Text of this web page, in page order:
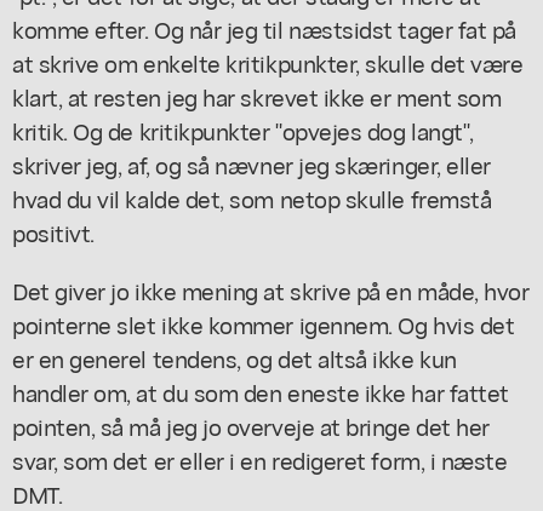
komme efter. Og når jeg til næstsidst tager fat på
at skrive om enkelte kritikpunkter, skulle det være
klart, at resten jeg har skrevet ikke er ment som
kritik. Og de kritikpunkter "opvejes dog langt",
skriver jeg, af, og så nævner jeg skæringer, eller
hvad du vil kalde det, som netop skulle fremstå
positivt.
Det giver jo ikke mening at skrive på en måde, hvor
pointerne slet ikke kommer igennem. Og hvis det
er en generel tendens, og det altså ikke kun
handler om, at du som den eneste ikke har fattet
pointen, så må jeg jo overveje at bringe det her
svar, som det er eller i en redigeret form, i næste
DMT.